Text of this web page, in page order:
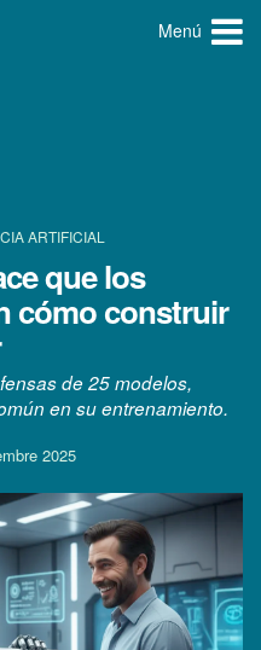
Menú
ARTIFICIAL
que los
cómo construir
de 25 modelos,
en su entrenamiento.
2025